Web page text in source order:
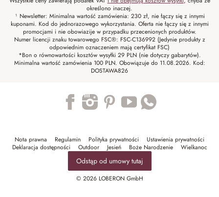
określono inaczej.
¹ Newsletter: Minimalna wartość zamówienia: 230 zł, nie łączy się z innymi
kuponami. Kod do jednorazowego wykorzystania. Oferta nie łączy się z innymi
promocjami i nie obowiazije w przypadku przecenionych produktów.
Numer licencji znaku towarowego FSC®: FSC-C136992 (Jedynie produkty z
odpowiednim oznaczeniem mają certyfikat FSC)
*Bon o równowartości kosztów wysyłki 29 PLN (nie dotyczy gabarytów).
Minimalna wartość zamówienia 100 PLN. Obowiązuje do 11.08.2026. Kod:
DOSTAWA826
Nota prawna Regulamin Polityka prywatności
Ustawienia prywatności
Deklaracja dostępności
Outdoor Jesień Boże Narodzenie Wielkanoc
Odstąp od umowy tutaj
© 2026 LOBERON GmbH